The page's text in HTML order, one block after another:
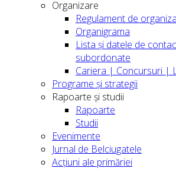
Organizare
Regulament de
Organigrama
Lista și datele de
subordonate
Cariera | Concursuri |
Programe și strategii
Rapoarte și studii
Rapoarte
Studii
Evenimente
Jurnal de Belciugatele
Acțiuni ale primăriei